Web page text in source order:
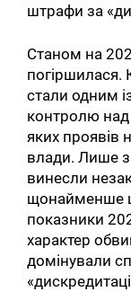
штрафи за
Станом на
погіршилася.
стали одним
контролю
яких проявів
влади. Лише
винесли
щонайменше
показники
характер
домінували